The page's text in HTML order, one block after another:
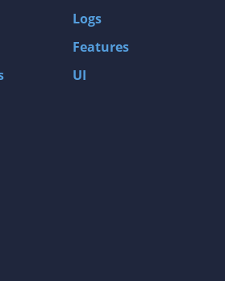
Logs
Features
UI